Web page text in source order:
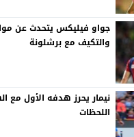
جواو فيليكس يتحدث عن
والتكيف مع برشلونة
نيمار يحرز هدفه الأول مع
اللحظات